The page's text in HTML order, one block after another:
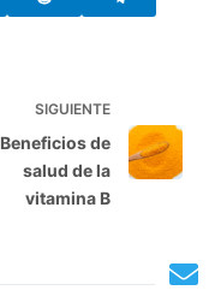
SIGUIENTE
Beneficios de
salud de la
vitamina B